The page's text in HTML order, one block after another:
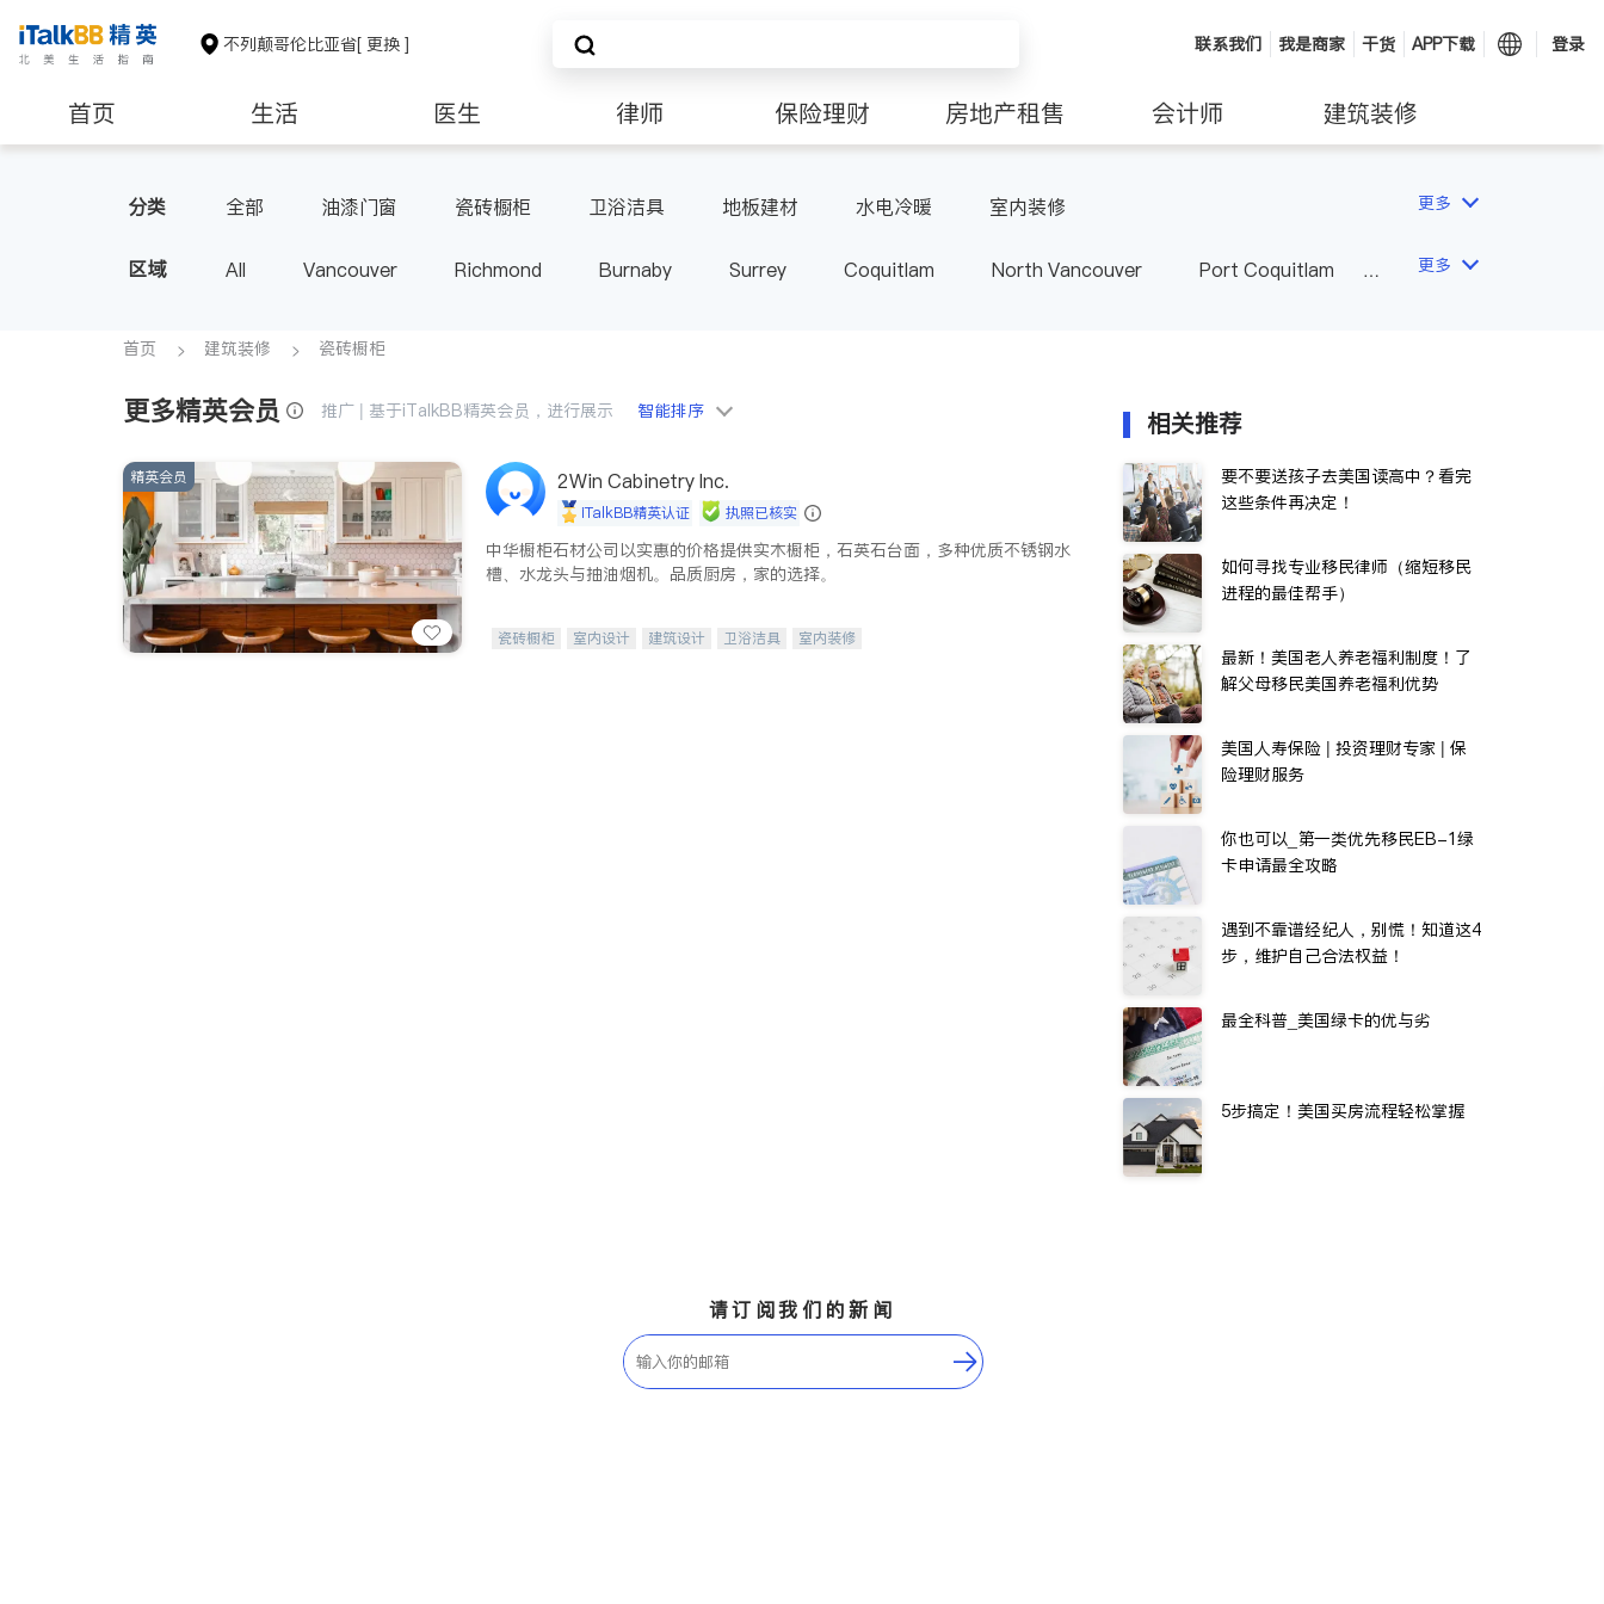
不列颠哥伦比亚省[ 更换 ] 联系我们 我是商家 干货 APP下载 登录
首页 生活 医生 律师 保险理财 房地产租售 会计师 建筑装修
分类 全部 油漆门窗 瓷砖橱柜 卫浴洁具 地板建材 水电冷暖 室内装修 更多
区域 All Vancouver Richmond Burnaby Surrey Coquitlam North Vancouver
Port Coquitlam
BC - Other Cities
更多
首页 建筑装修 瓷砖橱柜
更多精英会员 推广 | 基于iTalkBB精英会员，进行展示 智能排序
精英会员 2Win Cabinetry Inc.
iTalkBB精英认证 执照已核实
中华橱柜石材公司以实惠的价格提供实木橱柜，石英石台面，多种优质不锈钢水
槽、水龙头与抽油烟机。品质厨房，家的选择。
瓷砖橱柜 室内设计 建筑设计 卫浴洁具 室内装修
相关推荐
要不要送孩子去美国读高中？看完
这些条件再决定！
如何寻找专业移民律师（缩短移民
进程的最佳帮手）
最新！美国老人养老福利制度！了
解父母移民美国养老福利优势
美国人寿保险 | 投资理财专家 | 保
险理财服务
你也可以_第一类优先移民EB-1绿
卡申请最全攻略
遇到不靠谱经纪人，别慌！知道这4
步，维护自己合法权益！
最全科普_美国绿卡的优与劣
5步搞定！美国买房流程轻松掌握
请订阅我们的新闻